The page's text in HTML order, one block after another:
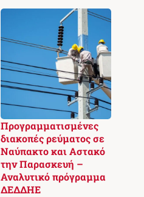
Προγραμματισμένες
διακοπές ρεύματος σε
Ναύπακτο και Αστακό
την Παρασκευή –
Αναλυτικό πρόγραμμα
ΔΕΔΔΗΕ